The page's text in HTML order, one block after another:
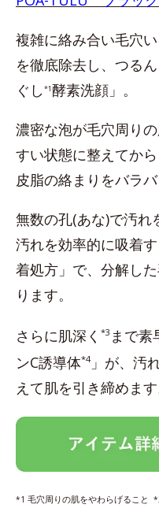
複雑に絡み合い毛穴
を徹底除去し、つる
ぐし *1酵素洗顔」。
濃密な泡が毛穴周り
すい状態に整えてか
皮脂の絡まりをバラバ
無数の孔(あな)で汚れ
汚れを効率的に吸着
着処方」で、分解し
ります。
さらに肌深く *3 まで素
ンC誘導体*4」が、汚
えて肌を引き締めます
*1 毛穴周りの肌をやわらげること